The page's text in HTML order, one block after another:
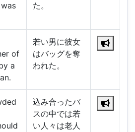
た。
of
a
若い男に彼女
はバッグを奪
われた。
込み合ったバ
スの中では若
い人々は老人